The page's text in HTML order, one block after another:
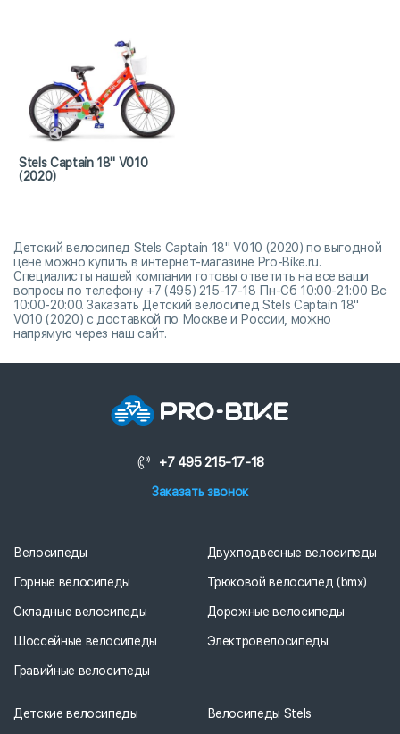
Stels Captain 18" V010
(2020)
Детский велосипед Stels Captain 18" V010 (2020) по выгодной
цене можно купить в интернет-магазине Pro-Bike.ru.
Специалисты нашей компании готовы ответить на все ваши
вопросы по телефону +7 (495) 215-17-18 Пн-Сб 10:00-21:00 Вс
10:00-20:00. Заказать Детский велосипед Stels Captain 18"
V010 (2020) с доставкой по Москве и России, можно
напрямую через наш сайт.
+7 495 215-17-18
Заказать звонок
Велосипеды
Горные велосипеды
Складные велосипеды
Шоссейные велосипеды
Гравийные велосипеды
Двухподвесные велосипеды
Трюковой велосипед (bmx)
Дорожные велосипеды
Электровелосипеды
Детские велосипеды Велосипеды Stels